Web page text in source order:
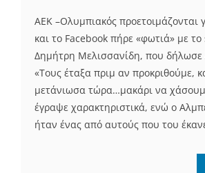
ΑΕΚ –Ολυμπιακός προετοιμάζονται
και το Facebook πήρε «φωτιά» με
Δημήτρη Μελισσανίδη, που δήλωσε
«Τους έταξα πριμ αν προκριθούμε,
μετάνιωσα τώρα…μακάρι να
έγραψε χαρακτηριστικά, ενώ ο
ήταν ένας από αυτούς που του